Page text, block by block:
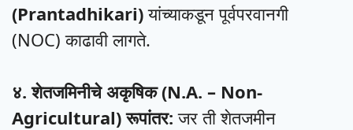
(Prantadhikari)यांच्याकडून पूर्वपरवानगी
(NOC) काढावी लागते.
४. शेतजमिनीचे अकृषिक (N.A. – Non-
Agricultural) रूपांतर: जर ती शेतजमीन